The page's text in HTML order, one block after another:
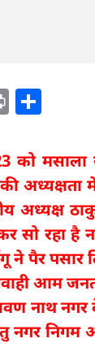
Print
को
अध्यक्ष
सो रहा है
ने पैर पसार
आम
नाथ नगर
नगर निगम